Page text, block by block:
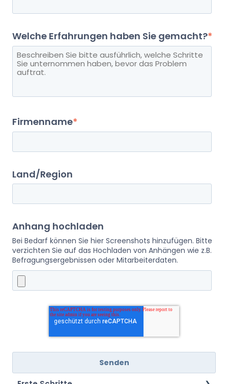
Welche Erfahrungen haben Sie gemacht?*
Firmenname*
Land/Region
Anhang hochladen
Bei Bedarf können Sie hier Screenshots hinzufügen. Bitte
verzichten Sie auf das Hochladen von Anhängen wie z.B.
Befragungsergebnissen oder Mitarbeiterdaten.